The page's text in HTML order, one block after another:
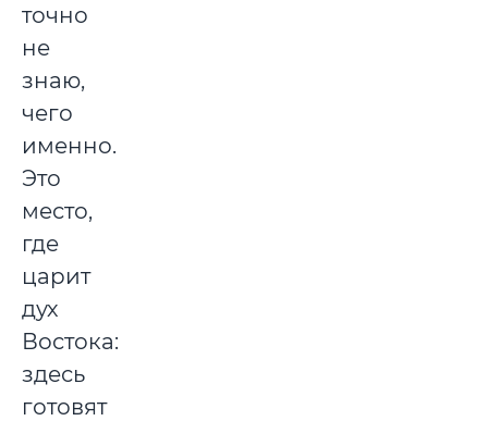
точно
не
знаю,
чего
именно.
Это
место,
где
царит
дух
Востока:
здесь
готовят